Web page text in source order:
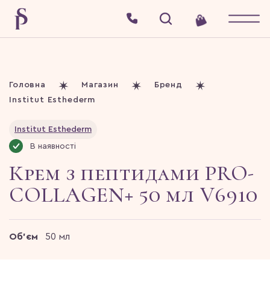
Головна Магазин
Бренд
Institut Esthederm
Institut Esthederm
В наявності
Крем з пептидами PRO-
COLLAGEN+ 50 мл V6910
Об'єм 50 мл